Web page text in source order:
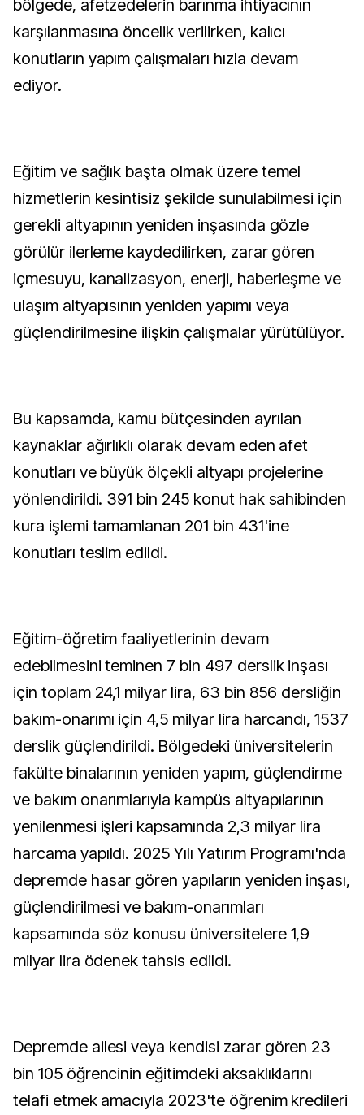
bölgede, afetzedelerin barınma ihtiyacının
karşılanmasına öncelik verilirken, kalıcı
konutların yapım çalışmaları hızla devam
ediyor.
Eğitim ve sağlık başta olmak üzere temel
hizmetlerin kesintisiz şekilde sunulabilmesi için
gerekli altyapının yeniden inşasında gözle
görülür ilerleme kaydedilirken, zarar gören
içmesuyu, kanalizasyon, enerji, haberleşme ve
ulaşım altyapısının yeniden yapımı veya
güçlendirilmesine ilişkin çalışmalar yürütülüyor.
Bu kapsamda, kamu bütçesinden ayrılan
kaynaklar ağırlıklı olarak devam eden afet
konutları ve büyük ölçekli altyapı projelerine
yönlendirildi. 391 bin 245 konut hak sahibinden
kura işlemi tamamlanan 201 bin 431'ine
konutları teslim edildi.
Eğitim-öğretim faaliyetlerinin devam
edebilmesini teminen 7 bin 497 derslik inşası
için toplam 24,1 milyar lira, 63 bin 856 dersliğin
bakım-onarımı için 4,5 milyar lira harcandı, 1537
derslik güçlendirildi. Bölgedeki üniversitelerin
fakülte binalarının yeniden yapım, güçlendirme
ve bakım onarımlarıyla kampüs altyapılarının
yenilenmesi işleri kapsamında 2,3 milyar lira
harcama yapıldı. 2025 Yılı Yatırım Programı'nda
depremde hasar gören yapıların yeniden inşası,
güçlendirilmesi ve bakım-onarımları
kapsamında söz konusu üniversitelere 1,9
milyar lira ödenek tahsis edildi.
Depremde ailesi veya kendisi zarar gören 23
bin 105 öğrencinin eğitimdeki aksaklıklarını
telafi etmek amacıyla 2023'te öğrenim kredileri